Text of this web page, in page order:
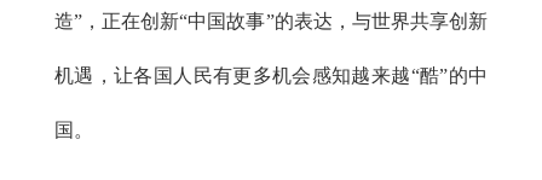
造”，正在创新“中国故事”的表达，与世界共享创新
机遇，让各国人民有更多机会感知越来越“酷”的中
国。